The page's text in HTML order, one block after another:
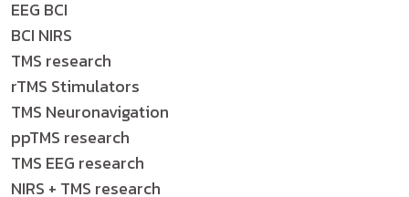
EEG BCI
BCI NIRS
TMS research
rTMS Stimulators
TMS Neuronavigation
ppTMS research
TMS EEG research
NIRS + TMS research